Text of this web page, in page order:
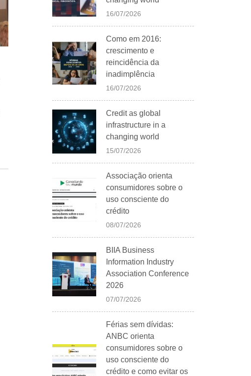
16/07/2026
Como em 2016:
crescimento e
reincidência da
inadimplência
16/07/2026
Credit as global
infrastructure in a
changing world
15/07/2026
Associação orienta
consumidores sobre o
uso consciente do
crédito
08/07/2026
BIIA Business
Information Industry
Association Conference
2026
07/07/2026
Férias sem dívidas:
ANBC orienta
consumidores sobre o
uso consciente do
crédito e como evitar os